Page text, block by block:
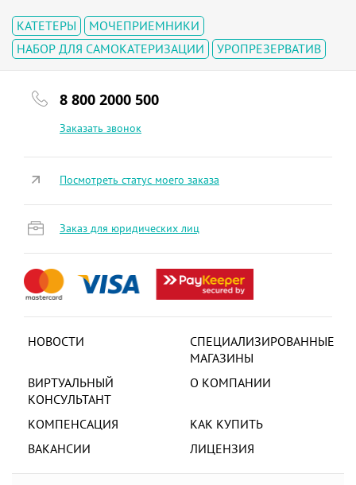
КАТЕТЕРЫ
МОЧЕПРИЕМНИКИ
НАБОР ДЛЯ САМОКАТЕРИЗАЦИИ
УРОПРЕЗЕРВАТИВ
8 800 2000 500
Заказать звонок
НОВОСТИ
СПЕЦИАЛИЗИРОВАННЫЕ
МАГАЗИНЫ
ВИРТУАЛЬНЫЙ
КОНСУЛЬТАНТ
О КОМПАНИИ
КОМПЕНСАЦИЯ
КАК КУПИТЬ
ВАКАНСИИ
ЛИЦЕНЗИЯ
Посмотреть статус моего заказа
Заказ для юридических лиц